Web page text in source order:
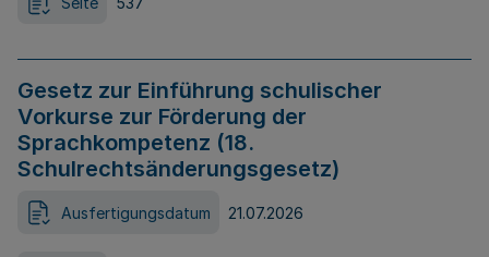
Gesetz zur Einführung schulischer
Vorkurse zur Förderung der
Sprachkompetenz (18.
Schulrechtsänderungsgesetz)
Ausfertigungsdatum 21.07.2026